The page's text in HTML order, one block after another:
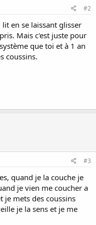
#2
en se laissant glisser
Mais c'est juste pour
que toi et à 1 an
coussins.
#3
quand je la couche je
je vien me coucher a
je mets des coussins
je la sens et je me